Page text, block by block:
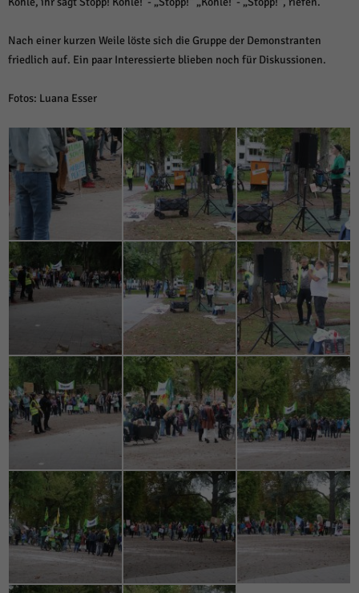
Nach einer kurzen Weile löste sich die Gruppe der Demonstranten
friedlich auf. Ein paar Interessierte blieben noch für Diskussionen.
Fotos: Luana Esser